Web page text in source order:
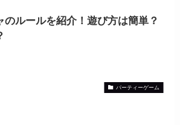
のルールを紹介！遊び方は簡単？
パーティーゲーム